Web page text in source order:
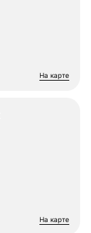
на карте
на карте